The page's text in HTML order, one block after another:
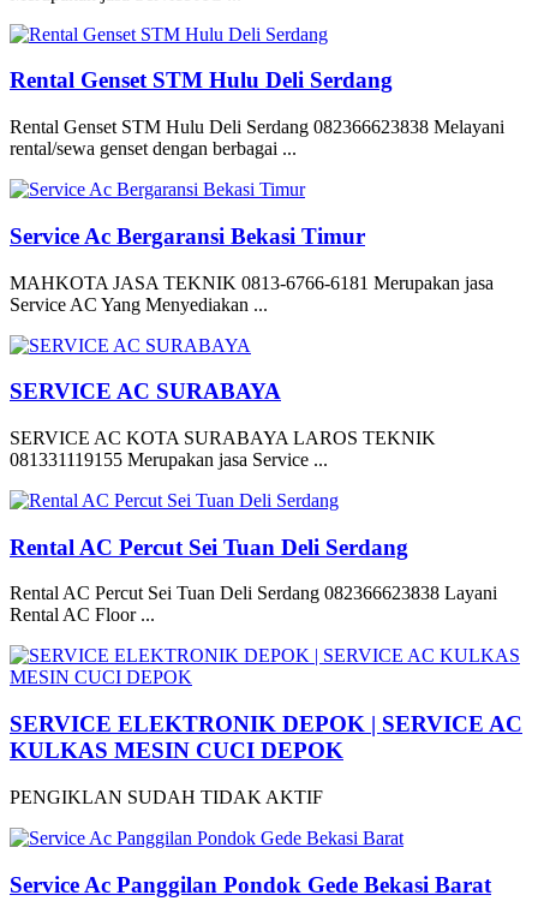
Rental Genset STM Hulu Deli Serdang
Rental Genset STM Hulu Deli Serdang 082366623838 Melayani
rental/sewa genset dengan berbagai ...
Service Ac Bergaransi Bekasi Timur
MAHKOTA JASA TEKNIK 0813-6766-6181 Merupakan jasa
Service AC Yang Menyediakan ...
SERVICE AC SURABAYA
SERVICE AC KOTA SURABAYA LAROS TEKNIK
081331119155 Merupakan jasa Service ...
Rental AC Percut Sei Tuan Deli Serdang
Rental AC Percut Sei Tuan Deli Serdang 082366623838 Layani
Rental AC Floor ...
SERVICE ELEKTRONIK DEPOK | SERVICE AC
KULKAS MESIN CUCI DEPOK
PENGIKLAN SUDAH TIDAK AKTIF
Service Ac Panggilan Pondok Gede Bekasi Barat